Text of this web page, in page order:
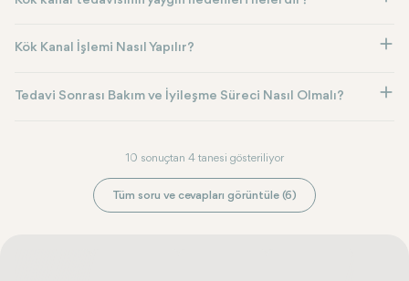
Kök Kanal İşlemi Nasıl Yapılır?
Tedavi Sonrası Bakım ve İyileşme Süreci Nasıl Olmalı?
10 sonuçtan 4 tanesi gösteriliyor
Tüm soru ve cevapları görüntüle (6)